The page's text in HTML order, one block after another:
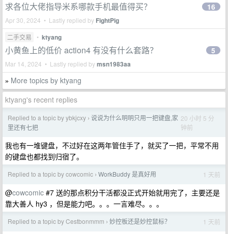
求各位大佬指导米系哪款手机最值得买？
Apr 30, 2024 • Lastly replied by FightPig
16
二手交易 • ktyang
小黄鱼上的低价 action4 有没有什么套路？
Mar 14, 2024 • Lastly replied bymsn1983aa
5
» More topics by ktyang
ktyang's recent replies
Replied to a topic by ybkjcxy › 说说为什么明明只用一把键盘,家
里还有七把
20 小时 5 分
钟前
我也有一堆键盘，不过好在这两年管住手了，就买了一把，平常不用
的键盘也都找到归宿了。
Replied to a topic by cowcomic › WorkBuddy 是真好用 1 天前
@cowcomic #7 送的那点积分干活都没正式开始就用完了，主要还是
靠大善人 hy3 ，但是能力吧。。。一言难尽。。。
Replied to a topic by Cestbonmmm › 妙控板还是妙控鼠标？ 1 天前